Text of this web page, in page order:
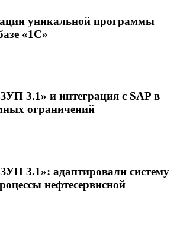
уникальной программы
«1С»
3.1» и интеграция с SAP в
ограничений
3.1»: адаптировали систему
нефтесервисной